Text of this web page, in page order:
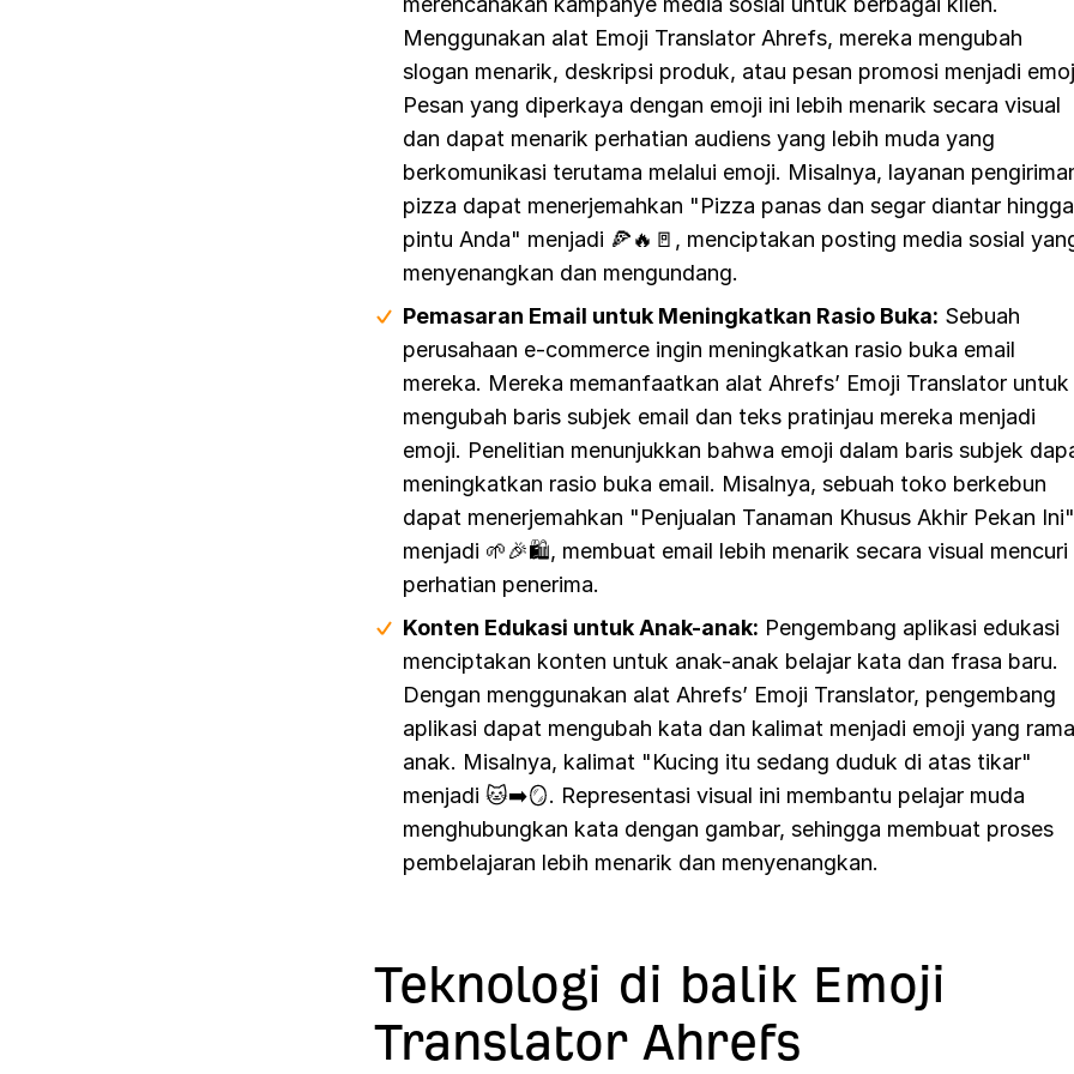
Menggunakan alat Emoji Translator Ahrefs, mereka mengubah
slogan menarik, deskripsi produk, atau pesan promosi menjadi
Pesan yang diperkaya dengan emoji ini lebih menarik secara visual
dan dapat menarik perhatian audiens yang lebih muda yang
berkomunikasi terutama melalui emoji. Misalnya, layanan
pizza dapat menerjemahkan "Pizza panas dan segar diantar hingga
pintu Anda" menjadi 🍕🔥🚪, menciptakan posting media sosial
menyenangkan dan mengundang.
Pemasaran Email untuk Meningkatkan Rasio Buka: Sebuah
perusahaan e-commerce ingin meningkatkan rasio buka email
mereka. Mereka memanfaatkan alat Ahrefs’ Emoji Translator untuk
mengubah baris subjek email dan teks pratinjau mereka menjadi
emoji. Penelitian menunjukkan bahwa emoji dalam baris subjek
meningkatkan rasio buka email. Misalnya, sebuah toko berkebun
dapat menerjemahkan "Penjualan Tanaman Khusus Akhir Pekan Ini"
menjadi 🌱🎉🛍️, membuat email lebih menarik secara visual mencuri
perhatian penerima.
Konten Edukasi untuk Anak-anak: Pengembang aplikasi edukasi
menciptakan konten untuk anak-anak belajar kata dan frasa baru.
Dengan menggunakan alat Ahrefs’ Emoji Translator, pengembang
aplikasi dapat mengubah kata dan kalimat menjadi emoji yang
anak. Misalnya, kalimat "Kucing itu sedang duduk di atas tikar"
menjadi 🐱➡️🪞. Representasi visual ini membantu pelajar muda
menghubungkan kata dengan gambar, sehingga membuat proses
pembelajaran lebih menarik dan menyenangkan.
Teknologi di balik Emoji
Translator Ahrefs